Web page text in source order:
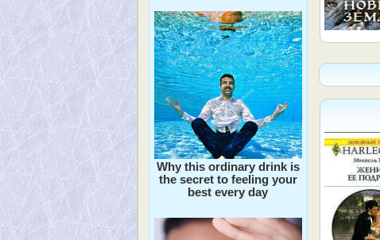
Why this ordinary drink is
the secret to feeling your
best every day